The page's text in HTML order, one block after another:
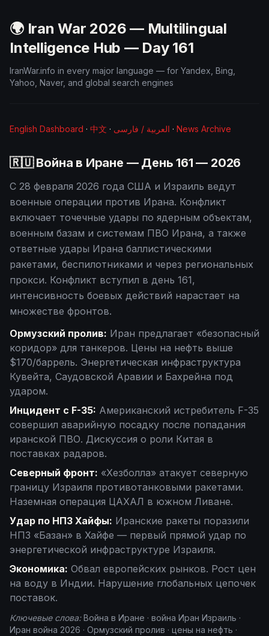
🌍 Iran War 2026 — Multilingual
Intelligence Hub — Day 161
IranWar.info in every major language — for Yandex, Bing,
Yahoo, Naver, and global search engines
English Dashboard · 中文 · العربية / فارسی · News Archive
🇷🇺 Война в Иране — День161 — 2026
С 28 февраля 2026 года США и Израиль ведут
военные операции против Ирана. Конфликт
включает точечные удары по ядерным объектам,
военным базам и системам ПВО Ирана, а также
ответные удары Ирана баллистическими
ракетами, беспилотниками и через региональных
прокси. Конфликт вступил в день 161,
интенсивность боевых действий нарастает на
множестве фронтов.
Ормузский пролив: Иран предлагает «безопасный
коридор» для танкеров. Цены на нефть выше
$170/баррель. Энергетическая инфраструктура
Кувейта, Саудовской Аравии и Бахрейна под
ударом.
Инцидент с F-35: Американский истребитель F-35
совершил аварийную посадку после попадания
иранской ПВО. Дискуссия о роли Китая в
поставках радаров.
Северный фронт: «Хезболла» атакует северную
границу Израиля противотанковыми ракетами.
Наземная операция ЦАХАЛ в южном Ливане.
Удар по НПЗ Хайфы: Иранские ракеты поразили
НПЗ «Базан» в Хайфе — первый прямой удар по
энергетической инфраструктуре Израиля.
Экономика: Обвал европейских рынков. Рост цен
на воду в Индии. Нарушение глобальных цепочек
поставок.
Ключевые слова:Война в Иране · война Иран Израиль ·
Иран война 2026 · Ормузский пролив · цены на нефть ·